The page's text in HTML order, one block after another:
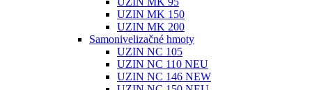
UZIN MK 150
UZIN MK 200
Samonivelizačné hmoty
UZIN NC 105
UZIN NC 110 NEU
UZIN NC 146 NEW